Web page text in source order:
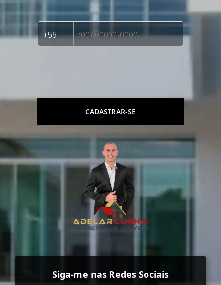
CADASTRAR-SE
Siga-me nas Redes Sociais